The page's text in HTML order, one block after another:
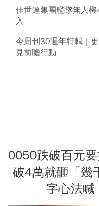
佳世達集團艦隊無人
入
今周刊30週年特輯｜
見前瞻行動
0050跌破百元
破4萬就砸「幾
字心法喊